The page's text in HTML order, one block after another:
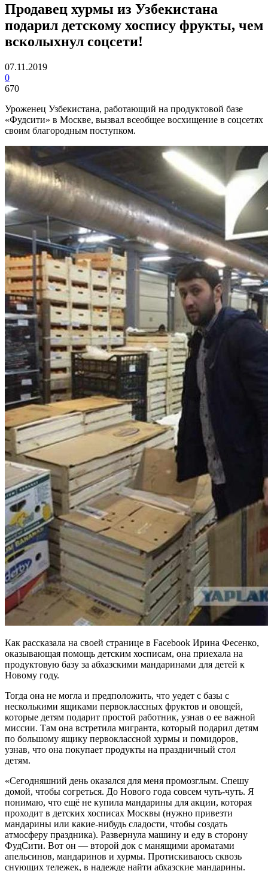
Продавец хурмы из Узбекистана
подарил детскому хоспису фрукты, чем
всколыхнул соцсети!
07.11.2019
0
670
Уроженец Узбекистана, работающий на продуктовой базе
«Фудсити» в Москве, вызвал всеобщее восхищение в соцсетях
своим благородным поступком.
Как рассказала на своей странице в Facebook Ирина Фесенко,
оказывающая помощь детским хосписам, она приехала на
продуктовую базу за абхазскими мандаринами для детей к
Новому году.
Тогда она не могла и предположить, что уедет с базы с
несколькими ящиками первоклассных фруктов и овощей,
которые детям подарит простой работник, узнав о ее важной
миссии. Там она встретила мигранта, который подарил детям
по большому ящику первоклассной хурмы и помидоров,
узнав, что она покупает продукты на праздничный стол
детям.
«Сегодняшний день оказался для меня промозглым. Спешу
домой, чтобы согреться. До Нового года совсем чуть-чуть. Я
понимаю, что ещё не купила мандарины для акции, которая
проходит в детских хосписах Москвы (нужно привезти
мандарины или какие-нибудь сладости, чтобы создать
атмосферу праздника). Развернула машину и еду в сторону
ФудСити. Вот он — второй док с манящими ароматами
апельсинов, мандаринов и хурмы. Протискиваюсь сквозь
снующих тележек, в надежде найти абхазские мандарины.